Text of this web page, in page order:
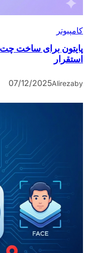
کامپیوتر
پایتون برای ساخت
استقرار
by
Alireza
07/12/2025